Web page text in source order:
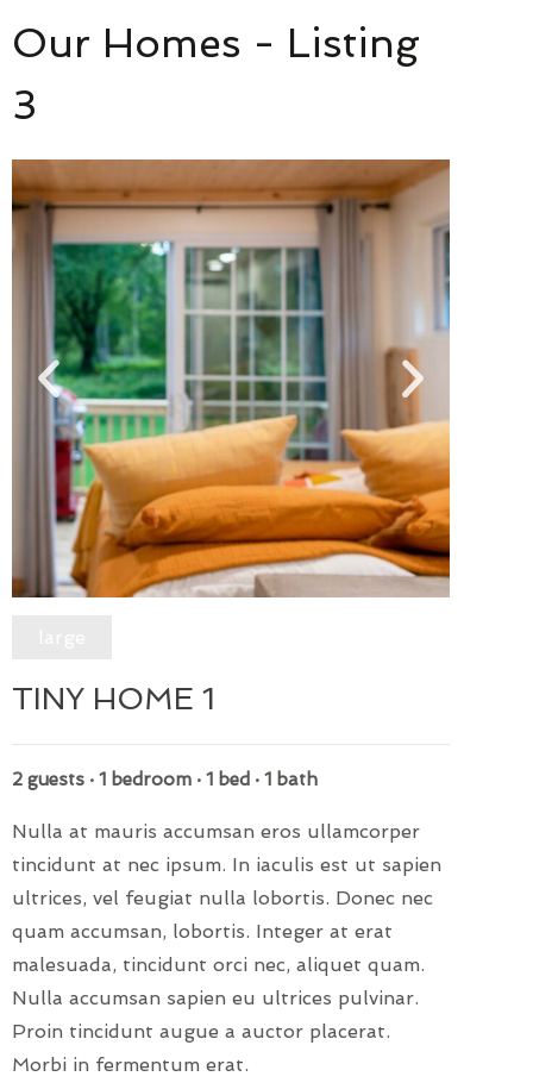
Our Homes - Listing
3
TINY HOME 1
2 guests · 1 bedroom · 1 bed · 1 bath
Nulla at mauris accumsan eros ullamcorper
tincidunt at nec ipsum. In iaculis est ut sapien
ultrices, vel feugiat nulla lobortis. Donec nec
quam accumsan, lobortis. Integer at erat
malesuada, tincidunt orci nec, aliquet quam.
Nulla accumsan sapien eu ultrices pulvinar.
Proin tincidunt augue a auctor placerat.
Morbi in fermentum erat.